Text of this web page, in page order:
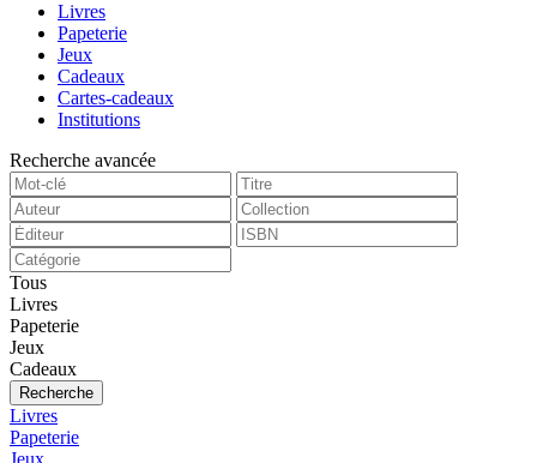
Livres
Papeterie
Jeux
Cadeaux
Cartes-cadeaux
Institutions
Recherche avancée
Tous
Livres
Papeterie
Jeux
Cadeaux
Recherche
Livres
Papeterie
Jeux